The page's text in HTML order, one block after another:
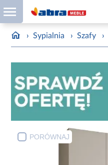
› Sypialnia › Szafy ›
PORÓWNAJ